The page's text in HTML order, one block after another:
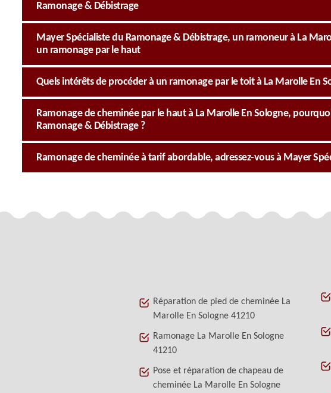
Ramonage & Débistrage
Mayer Spécialiste du Ramonage & Débistrage, un ramoneur à La
un ramonage par le haut
Quels intérêts de procéder à un ramonage par le toit à La Marolle En
Ramonage de cheminée par le haut à La Marolle En Sologne,
Ramonage & Débistrage ?
Ramonage de cheminée à tarif abordable, adressez-vous à Mayer
Réparation de pied de cheminée La
Marolle En Sologne 41210
Ramonage La Marolle En Sologne
41210
Pose et réparation de chapeau de
cheminée La Marolle En Sologne